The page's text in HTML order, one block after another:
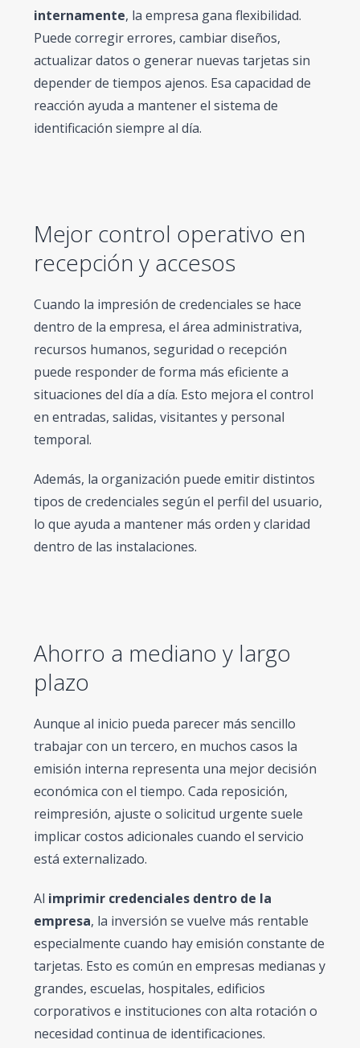
internamente, la empresa gana flexibilidad.
Puede corregir errores, cambiar diseños,
actualizar datos o generar nuevas tarjetas sin
depender de tiempos ajenos. Esa capacidad de
reacción ayuda a mantener el sistema de
identificación siempre al día.
Mejor control operativo en
recepción y accesos
Cuando la impresión de credenciales se hace
dentro de la empresa, el área administrativa,
recursos humanos, seguridad o recepción
puede responder de forma más eficiente a
situaciones del día a día. Esto mejora el control
en entradas, salidas, visitantes y personal
temporal.
Además, la organización puede emitir distintos
tipos de credenciales según el perfil del usuario,
lo que ayuda a mantener más orden y claridad
dentro de las instalaciones.
Ahorro a mediano y largo
plazo
Aunque al inicio pueda parecer más sencillo
trabajar con un tercero, en muchos casos la
emisión interna representa una mejor decisión
económica con el tiempo. Cada reposición,
reimpresión, ajuste o solicitud urgente suele
implicar costos adicionales cuando el servicio
está externalizado.
Al imprimir credenciales dentro de la
empresa, la inversión se vuelve más rentable
especialmente cuando hay emisión constante de
tarjetas. Esto es común en empresas medianas y
grandes, escuelas, hospitales, edificios
corporativos e instituciones con alta rotación o
necesidad continua de identificaciones.